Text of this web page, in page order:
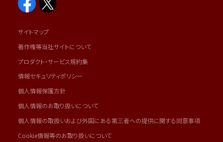
サイトマップ
著作権等当社サイトについて
プロダクト・サービス規約集
情報セキュリティポリシー
個人情報保護方針
個人情報のお取り扱いについて
個人情報の取扱いおよび外国にある第三者への提供に関する同意事項
Cookie情報等のお取り扱いについて